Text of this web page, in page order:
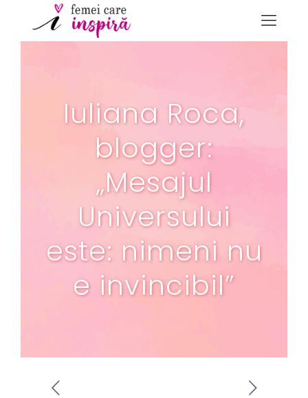
Iuliana Roca,
blogger:
„Mesajul
Universului
este: nimeni nu
e invincibil”